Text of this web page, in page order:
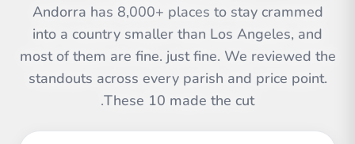
Leaflet
| ©
OpenStreetMap
contributors | ©
CARTO
Andorra has 8,000+ places to stay crammed
into a country smaller than Los Angeles, and
most of them are fine. just fine. We reviewed the
standouts across every parish and price point.
These 10 made the cut.